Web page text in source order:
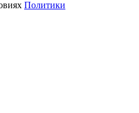
Политики